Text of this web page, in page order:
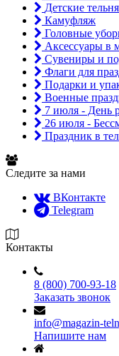
Детские
Камуфляж
Головные
Аксессуары в
Сувениры и
Флаги для
Подарки и
Военные
7 июля - День
26 июля -
Праздник в
Следите за нами
ВКонтакте
Telegram
Контакты
8 (800) 700-93-18
Заказать звонок
info@magazin-
Напишите нам